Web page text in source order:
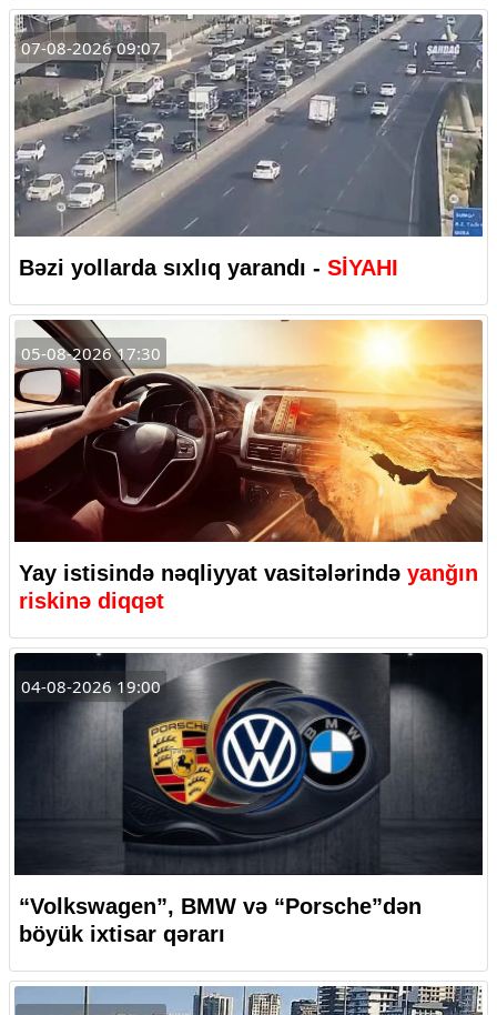
07-08-2026 09:07
Bəzi yollarda sıxlıq yarandı - SİYAHI
05-08-2026 17:30
Yay istisində nəqliyyat vasitələrində yanğın
riskinə diqqət
04-08-2026 19:00
“Volkswagen”, BMW və “Porsche”dən
böyük ixtisar qərarı